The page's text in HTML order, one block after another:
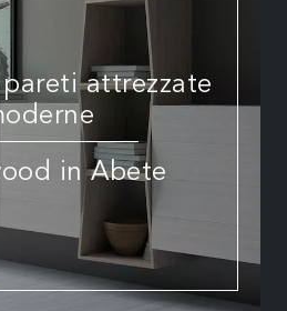
attrezzate
in Abete